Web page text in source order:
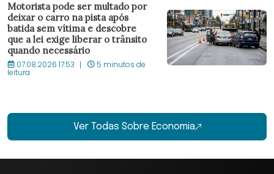
Motorista pode ser multado por
deixar o carro na pista após
batida sem vítima e descobre
que a lei exige liberar o trânsito
quando necessário
07.08.2026 17:53 5 minutos de
leitura
Ver Todas Sobre Economia